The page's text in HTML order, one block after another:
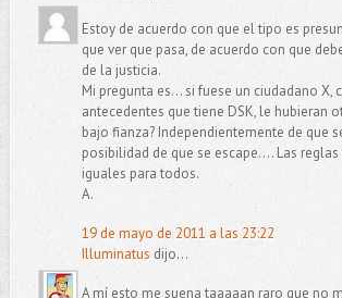
Estoy de acuerdo con que el tipo es
que ver que pasa, de acuerdo con que
de la justicia.
Mi pregunta es... si fuese un ciudadano X,
antecedentes que tiene DSK, le hubieran
bajo fianza? Independientemente de que
posibilidad de que se escape.... Las
iguales para todos.
A.
19 de mayo de 2011 a las 23:22
Illuminatus dijo...
A mí esto me suena taaaaan raro que no